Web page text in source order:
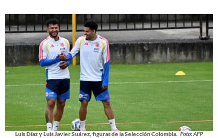
Luis Díaz y Luis Javier Suárez, figuras de la Selección Colombia. Foto: AFP